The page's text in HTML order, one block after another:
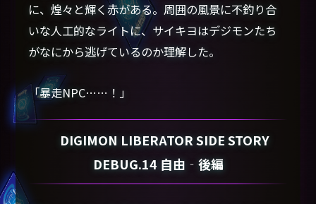
に、煌々と輝く赤がある。周囲の風景に不釣り合
いな人工的なライトに、サイキヨはデジモンたち
がなにから逃げているのか理解した。
「暴走NPC……！」
DIGIMON LIBERATOR SIDE STORY
DEBUG.14 自由‐後編